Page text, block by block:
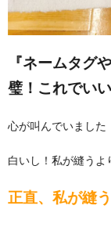
『ネームタグ
璧！これでい
心が叫んでいました
白いし！私が縫うよ
正直、私が縫